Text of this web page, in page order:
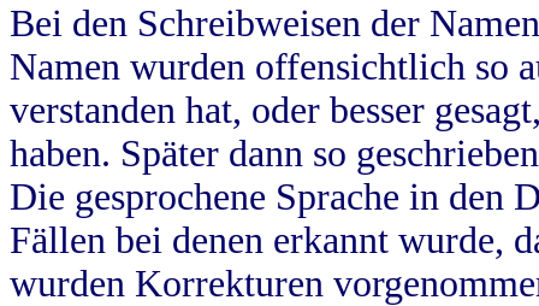
Bei den Schreibweisen der
Namen wurden offensichtlich so
verstanden hat, oder besser
haben. Später dann so
Die gesprochene Sprache in
Fällen bei denen erkannt wurde,
wurden Korrekturen